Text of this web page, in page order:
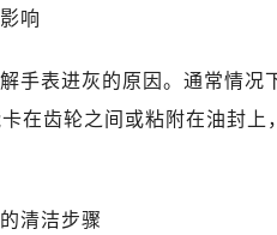
响
手表进灰的原因。通常情况
在齿轮之间或粘附在油封
清洁步骤